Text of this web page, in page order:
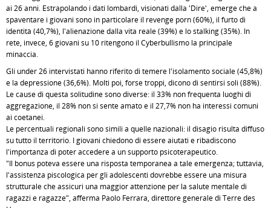
ai 26 anni. Estrapolando i dati lombardi, visionati dalla 'Dire', emerge che a
spaventare i giovani sono in particolare il revenge porn (60%), il furto di
identità (40,7%), l'alienazione dalla vita reale (39%) e lo stalking (35%). In
rete, invece, 6 giovani su 10 ritengono il Cyberbullismo la principale
minaccia.
Gli under 26 intervistati hanno riferito di temere l'isolamento sociale (45,8%)
e la depressione (36,6%). Molti poi, forse troppi, dicono di sentirsi soli (88%).
Le cause di questa solitudine sono diverse: il 33% non frequenta luoghi di
aggregazione, il 28% non si sente amato e il 27,7% non ha interessi comuni
ai coetanei.
Le percentuali regionali sono simili a quelle nazionali: il disagio risulta diffuso
su tutto il territorio. I giovani chiedono di essere aiutati e ribadiscono
l'importanza di poter accedere a un supporto psicoterapeutico.
"Il bonus poteva essere una risposta temporanea a tale emergenza; tuttavia,
l'assistenza piscologica per gli adolescenti dovrebbe essere una misura
strutturale che assicuri una maggior attenzione per la salute mentale di
ragazzi e ragazze", afferma Paolo Ferrara, direttore generale di Terre des